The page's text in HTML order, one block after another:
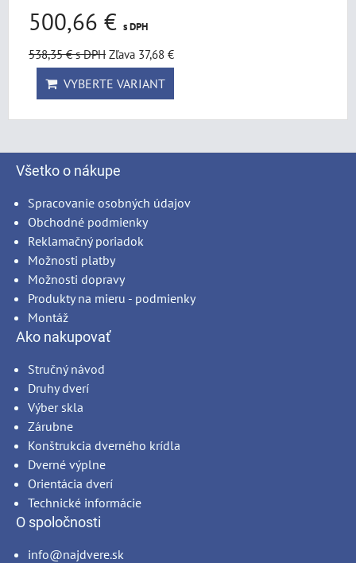
500,66 € s DPH
538,35 €s DPH Zľava 37,68 €
VYBERTE VARIANT
Všetko o nákupe
Spracovanie osobných údajov
Obchodné podmienky
Reklamačný poriadok
Možnosti platby
Možnosti dopravy
Produkty na mieru - podmienky
Montáž
Ako nakupovať
Stručný návod
Druhy dverí
Výber skla
Zárubne
Konštrukcia dverného krídla
Dverné výplne
Orientácia dverí
Technické informácie
O spoločnosti
info@najdvere.sk